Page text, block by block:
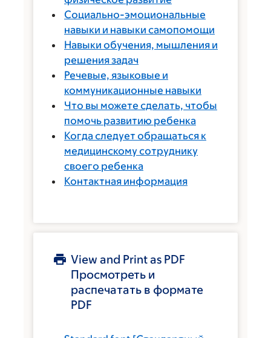
Социально-эмоциональные
навыки и навыки самопомощи
Навыки обучения, мышления и
решения задач
Речевые, языковые и
коммуникационные навыки
Что вы можете сделать, чтобы
помочь развитию ребенка
Когда следует обращаться к
медицинскому сотруднику
своего ребенка
Контактная информация
View and Print as PDF
Просмотреть и
распечатать в формате
PDF